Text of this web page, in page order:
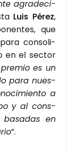
agra­de­ci­
Luis Pérez,
que
con­so­li­
en el sec­tor
es un
para nues­
a
y al cons­
en
”.